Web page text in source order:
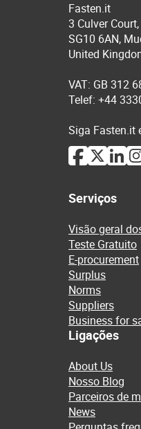
Fasten.it
3 Culver
SG10 6AN,
United
VAT: GB 312
Telef: +44
Siga Fasten.it
Serviços
Visão geral
Teste Gratuito
E-procurement
Surplus
Norms
Suppliers
Business for
Ligações
About Us
Nosso Blog
Parceiros de
News